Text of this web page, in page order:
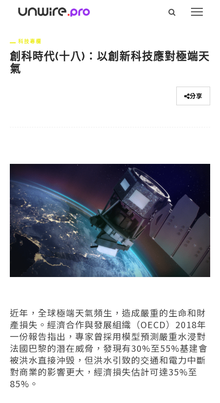
科技專欄
創科時代(十八)：以創新科技應對極端天
氣
分享
近年，全球極端天氣頻生，造成嚴重的生命和財
產損失。經濟合作與發展組織（OECD） 2018年
一份報告指出，專家曾採用模型預測嚴重水浸對
法國巴黎的潛在威脅，發現有30%至55%基建會
被洪水直接沖毁，但洪水引致的交通和電力中斷
對商業的影響更大，經濟損失估計可達35%至
85% 。